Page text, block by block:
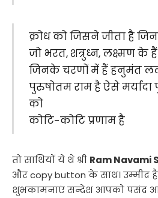
क्रोध को जिसने जीता है
जो भरत, शत्रुध्न, लक्ष्मण के हैं
जिनके चरणों में हैं हनुमंत
पुरुषोतम राम है ऐसे मर्यादा
को
कोटि-कोटि प्रणाम है
तो साथियों ये थे श्री Ram Navami
और copy button के साथ। उम्मीद
शुभकामनाएं सन्देश आपको पसंद